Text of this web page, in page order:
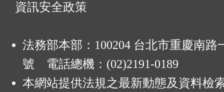
資訊安全政策
法務部本部：100204 台北市重慶南路
號 電話總機：(02)2191-0189
本網站提供法規之最新動態及資料檢